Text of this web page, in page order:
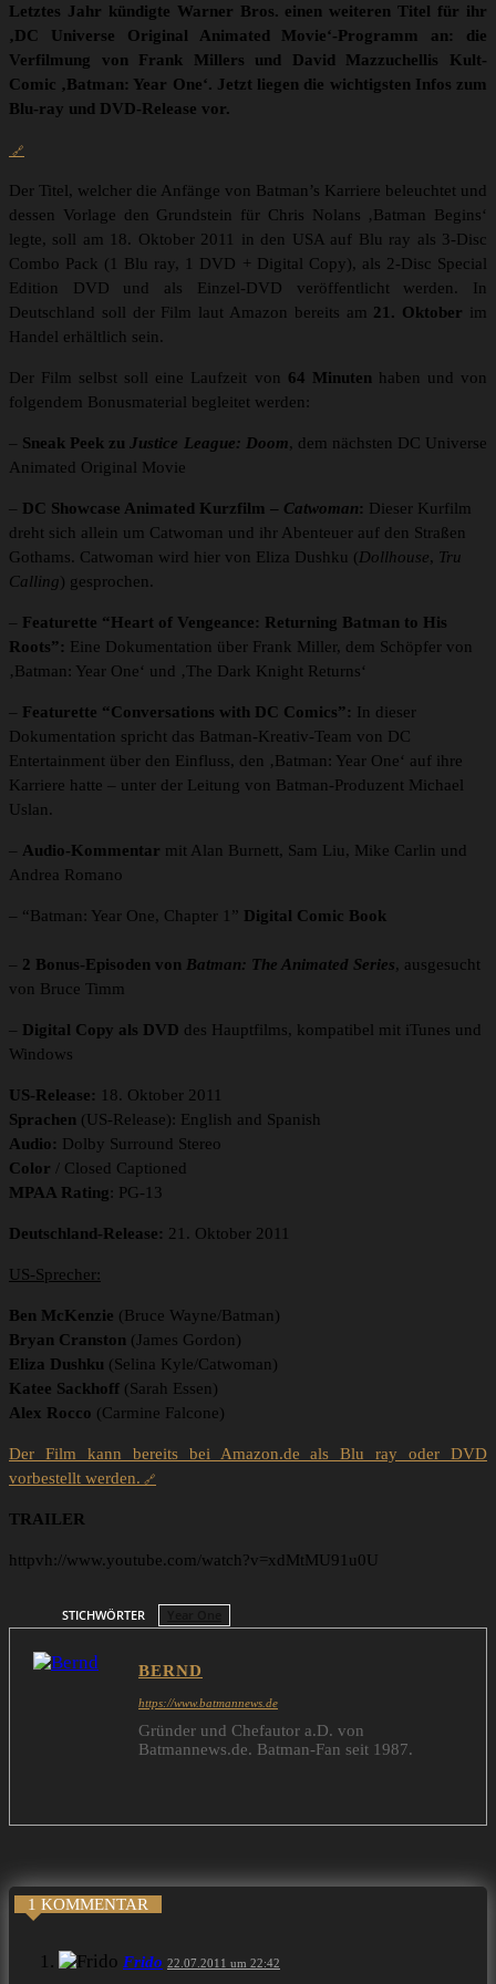
Letztes Jahr kündigte Warner Bros. einen weiteren Titel für ihr
‚DC Universe Original Animated Movie‘-Programm an: die
Verfilmung von Frank Millers und David Mazzuchellis Kult-
Comic ‚Batman: Year One‘. Jetzt liegen die wichtigsten Infos zum
Blu-ray und DVD-Release vor.
Der Titel, welcher die Anfänge von Batman’s Karriere beleuchtet und
dessen Vorlage den Grundstein für Chris Nolans ‚Batman Begins‘
legte, soll am 18. Oktober 2011 in den USA auf Blu ray als 3-Disc
Combo Pack (1 Blu ray, 1 DVD + Digital Copy), als 2-Disc Special
Edition DVD und als Einzel-DVD veröffentlicht werden. In
Deutschland soll der Film laut Amazon bereits am 21. Oktober im
Handel erhältlich sein.
Der Film selbst soll eine Laufzeit von 64 Minutenhaben und von
folgendem Bonusmaterial begleitet werden:
– Sneak Peek zuJustice League: Doom, dem nächsten DC Universe
Animated Original Movie
– DC Showcase Animated Kurzfilm – Catwoman: Dieser Kurfilm
dreht sich allein um Catwoman und ihr Abenteuer auf den Straßen
Gothams. Catwoman wird hier von Eliza Dushku (Dollhouse, Tru
Calling) gesprochen.
– Featurette “Heart of Vengeance: Returning Batman to His
Roots”: Eine Dokumentation über Frank Miller, dem Schöpfer von
‚Batman: Year One‘ und ‚The Dark Knight Returns‘
– Featurette “Conversations with DC Comics”: In dieser
Dokumentation spricht das Batman-Kreativ-Team von DC
Entertainment über den Einfluss, den ‚Batman: Year One‘ auf ihre
Karriere hatte – unter der Leitung von Batman-Produzent Michael
Uslan.
– Audio-Kommentar mit Alan Burnett, Sam Liu, Mike Carlin und
Andrea Romano
– “Batman: Year One, Chapter 1” Digital Comic Book
– 2 Bonus-Episoden von Batman: The Animated Series, ausgesucht
von Bruce Timm
– Digital Copy als DVD des Hauptfilms, kompatibel mit iTunes und
Windows
US-Release: 18. Oktober 2011
Sprachen (US-Release): English and Spanish
Audio: Dolby Surround Stereo
Color / Closed Captioned
MPAA Rating : PG-13
Deutschland-Release: 21. Oktober 2011
US-Sprecher:
Ben McKenzie (Bruce Wayne/Batman)
Bryan Cranston (James Gordon)
Eliza Dushku (Selina Kyle/Catwoman)
Katee Sackhoff (Sarah Essen)
Alex Rocco (Carmine Falcone)
Der Film kann bereits bei Amazon.de als Blu ray oder DVD
vorbestellt werden.
TRAILER
httpvh://www.youtube.com/watch?v=xdMtMU91u0U
STICHWÖRTER
BERND
https://www.batmannews.de
Gründer und Chefautor a.D. von
Batmannews.de. Batman-Fan seit 1987.
1 KOMMENTAR
Frido 22.07.2011 um 22:42